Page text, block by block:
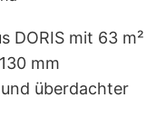
DORIS mit 63 m²
mm
überdachter